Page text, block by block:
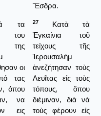
Ἔσδρα.
τα
του
της
οι
τας
όπου
να
εις
27
Κατὰ τὰ
Ἐγκαίνια τοῦ
τείχους τῆς
Ἱερουσαλὴμ
ἀνεζήτησαν τοὺς
Λευΐτας εἰς τοὺς
τόπους, ὅπου
διέμιναν, διὰ νὰ
τοὺς φέρουν εἰς